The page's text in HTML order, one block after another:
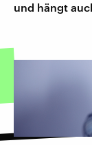
und hängt